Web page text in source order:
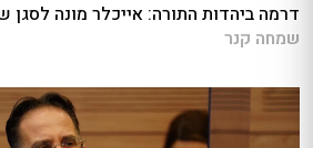
דרמה ביהדות התורה: אייכלר מונה לסגן
שמחה קנר